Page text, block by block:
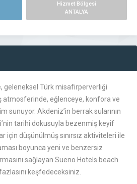
Hizmet Bölgesi
ANTALYA
geleneksel Türk misafirperverliği
atmosferinde, eğlenceye, konfora ve
sunuyor. Akdeniz’in berrak sularının
tarihi dokusuyla bezenmiş keyif
için düşünülmüş sınırsız aktiviteleri ile
boyunca yeni ve benzersiz
sağlayan Sueno Hotels beach
keşfedeceksiniz.